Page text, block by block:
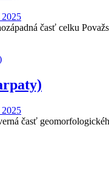
2025
časť celku
2025
časť